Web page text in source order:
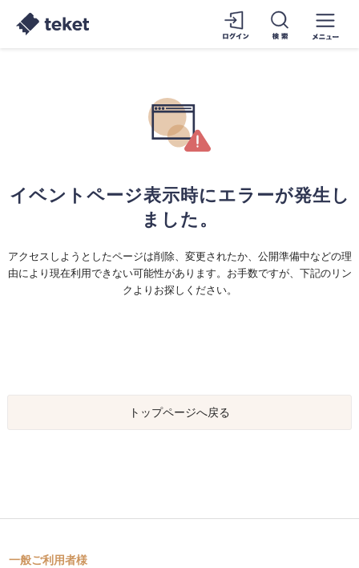
イベントページ表示時にエラーが発生し
ました。
アクセスしようとしたページは削除、変更されたか、公開準備中などの理
由により現在利用できない可能性があります。お手数ですが、下記のリン
クよりお探しください。
トップページへ戻る
一般ご利用者様